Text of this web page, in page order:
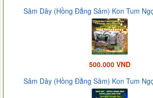
Sâm Dây (Hồng Đẳng Sâm) Kon Tum
500.000 VND
Sâm Dây (Hồng Đẳng Sâm) Kon Tum